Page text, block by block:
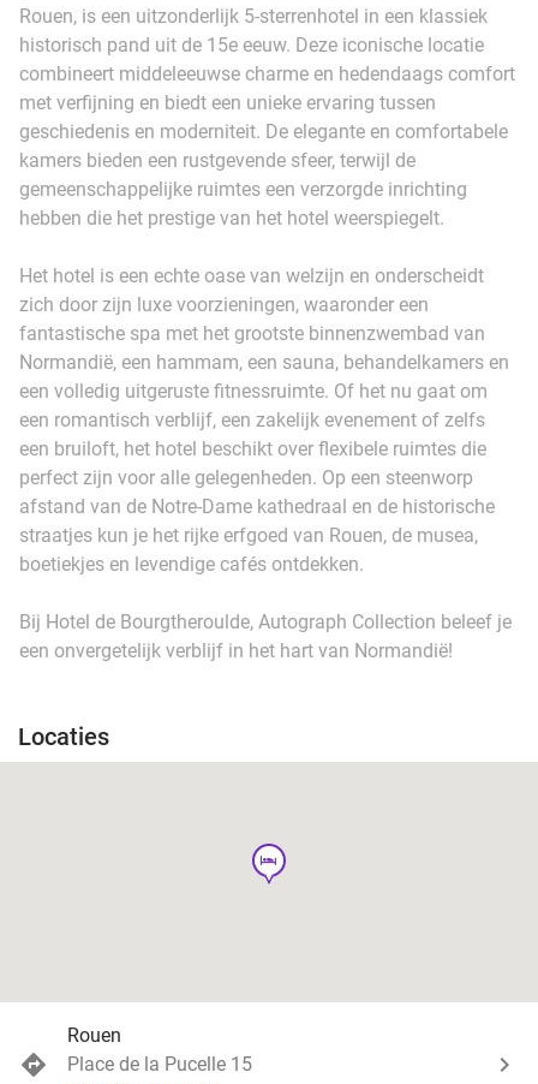
Rouen, is een uitzonderlijk 5-sterrenhotel in een klassiek
historisch pand uit de 15e eeuw. Deze iconische locatie
combineert middeleeuwse charme en hedendaags comfort
met verfijning en biedt een unieke ervaring tussen
geschiedenis en moderniteit. De elegante en comfortabele
kamers bieden een rustgevende sfeer, terwijl de
gemeenschappelijke ruimtes een verzorgde inrichting
hebben die het prestige van het hotel weerspiegelt.
Het hotel is een echte oase van welzijn en onderscheidt
zich door zijn luxe voorzieningen, waaronder een
fantastische spa met het grootste binnenzwembad van
Normandië, een hammam, een sauna, behandelkamers en
een volledig uitgeruste fitnessruimte. Of het nu gaat om
een romantisch verblijf, een zakelijk evenement of zelfs
een bruiloft, het hotel beschikt over flexibele ruimtes die
perfect zijn voor alle gelegenheden. Op een steenworp
afstand van de Notre-Dame kathedraal en de historische
straatjes kun je het rijke erfgoed van Rouen, de musea,
boetiekjes en levendige cafés ontdekken.
Bij Hotel de Bourgtheroulde, Autograph Collection beleef je
een onvergetelijk verblijf in het hart van Normandië!
Locaties
hotel
Rouen
Place de la Pucelle 15